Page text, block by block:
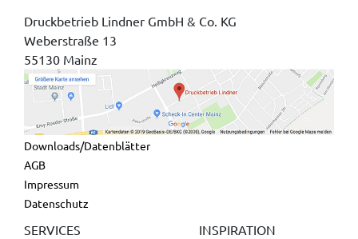
Druckbetrieb Lindner GmbH & Co. KG
Weberstraße 13
55130 Mainz
Downloads/Datenblätter
AGB
Impressum
Datenschutz
SERVICES
INSPIRATION